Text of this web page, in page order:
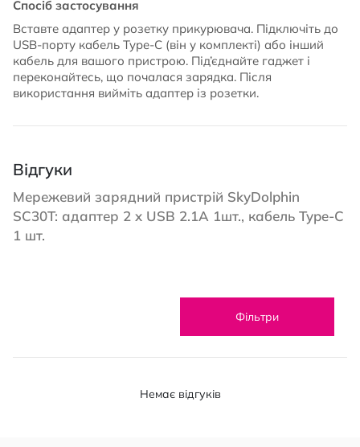
Спосіб застосування
Вставте адаптер у розетку прикурювача. Підключіть до
USB-порту кабель Type-C (він у комплекті) або інший
кабель для вашого пристрою. Під’єднайте гаджет і
переконайтесь, що почалася зарядка. Після
використання вийміть адаптер із розетки.
Відгуки
Мережевий зарядний пристрій SkyDolphin
SC30T: адаптер 2 x USB 2.1A 1шт., кабель Type-C
1 шт.
Фільтри
Немає відгуків